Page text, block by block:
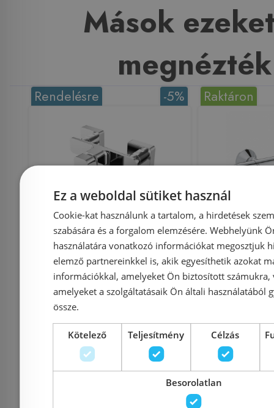
Mások
megnézték
-5%
Rendelésre
Wellis MyLine Spa
Cosmo zuhanycsaptelep
ACS0206
Azonosító: 165845
Cikkszám: ACS0206
42 650 Ft
Raktáron
GROHE
Ez a weboldal sütiket használ
Cookie-kat használunk a tartalom, a hirdetések
szabására és a forgalom elemzésére. Webhelyünk
használatára vonatkozó információkat megosztjuk
elemző partnereinkkel is, akik egyesíthetik azokat
információkkal, amelyeket Ön biztosított számukra,
amelyeket a szolgáltatásaik Ön általi használatából
össze.
Kötelező Teljesítmény Célzás
Besorolatlan